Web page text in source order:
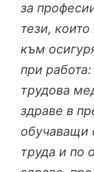
за
тези,
към
при
трудова
здраве в
обучаващи
труда и по